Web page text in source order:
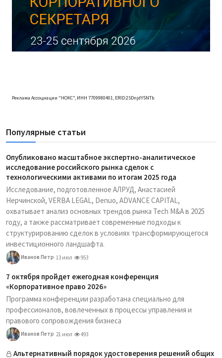
Реклама Ассоциации "НОКС", ИНН 7709980401, ERID:2SDnjdY5NTb
Популярные статьи
Опубликовано масштабное экспертно-аналитическое
исследование российского рынка сделок с
технологическими активами по итогам 2025 года
Исследование, подготовленное АЛРУД, Анастасией
Нерчинской, VERBA LEGAL, Denuo, ADVANCE CAPITAL,
охватывает анализ основных трендов рынка Tech M&A в 2025
году, а также рассматривает современные подходы к
структурированию сделок в условиях трансформирующегося
инвестиционного ландшафта.
Иванов Петр 13 июл 953
7 октября пройдет ежегодная конференция
«Корпоративное право 2026»
Программа конференции разработана специально для
профессионалов, вовлеченных в процессы управления и
правового сопровождения бизнеса
Иванов Петр 21 июл 493
Альтернативный порядок удостоверения решений общих